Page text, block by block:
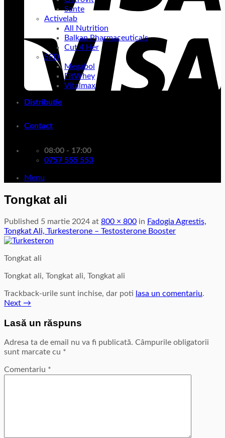
Sante
Activelab
All Nutrition
Balkan Pharmaceuticals
Cut 4 Her
SFD
Megabol
FitWhey
Vitalmax
Distributie
Contact
08:00 - 17:00
0757 555 553
Menu
Tongkat ali
Published 5 martie 2024 at 800 × 800 in Fadogia Agrestis,
Tongkat Ali, Turkesterone – Testosterone Booster
Tongkat ali
Tongkat ali, Tongkat ali, Tongkat ali
Trackback-urile sunt inchise, dar poti lasa un comentariu.
Next →
Lasă un răspuns
Adresa ta de email nu va fi publicată. Câmpurile obligatorii
sunt marcate cu *
Comentariu *